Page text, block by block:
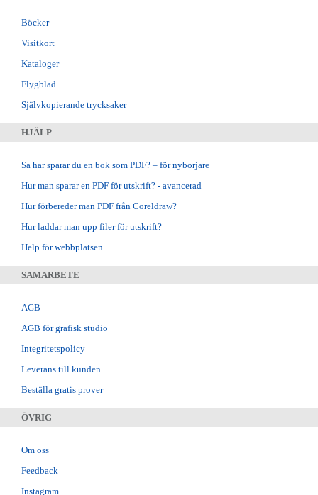
Böcker
Visitkort
Kataloger
Flygblad
Självkopierande trycksaker
HJÄLP
Sa har sparar du en bok som PDF? – för nyborjare
Hur man sparar en PDF för utskrift? - avancerad
Hur förbereder man PDF från Coreldraw?
Hur laddar man upp filer för utskrift?
Help för webbplatsen
SAMARBETE
AGB
AGB för grafisk studio
Integritetspolicy
Leverans till kunden
Beställa gratis prover
ÖVRIG
Om oss
Feedback
Instagram